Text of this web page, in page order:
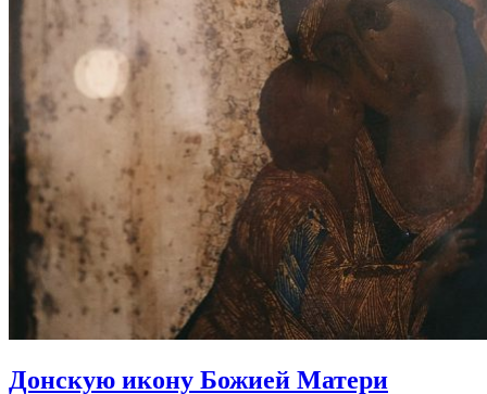
Донскую икону Божией Матери